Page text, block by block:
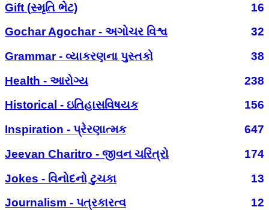
Gift (સ્મૃતિ ભેટ)
16
Gochar Agochar - અગોચર વિશ્વ
32
Grammar - વ્યાકરણના પુસ્તકો
38
Health - આરોગ્ય
238
Historical - ઇતિહાસવિષયક
156
Inspiration - પ્રેરણાત્મક
647
Jeevan Charitro - જીવન ચરિત્રો
174
Jokes - વિનોદનો ટુચકા
13
Journalism - પત્રકારત્વ
12